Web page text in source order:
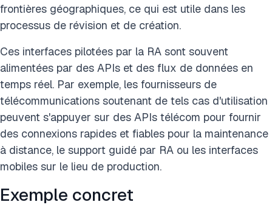
frontières géographiques, ce qui est utile dans les
processus de révision et de création.
Ces interfaces pilotées par la RA sont souvent
alimentées par des APIs et des flux de données en
temps réel. Par exemple, les fournisseurs de
télécommunications soutenant de tels cas d'utilisation
peuvent s'appuyer sur des APIs télécom pour fournir
des connexions rapides et fiables pour la maintenance
à distance, le support guidé par RA ou les interfaces
mobiles sur le lieu de production.
Exemple concret